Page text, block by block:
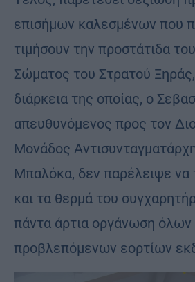
επισήμων καλεσμένων που
τιμήσουν την προστάτιδα
Σώματος του Στρατού
διάρκεια της οποίας, ο
απευθυνόμενος προς τον
Μονάδος
Μπαλόκα, δεν παρέλειψε να
και τα θερμά του
πάντα άρτια οργάνωση
προβλεπόμενων εορτίων